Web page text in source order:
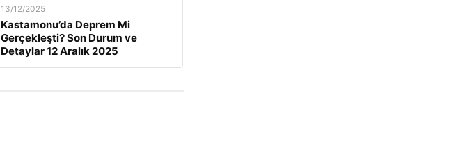
13/12/2025
Kastamonu’da Deprem Mi
Gerçekleşti? Son Durum ve
Detaylar 12 Aralık 2025